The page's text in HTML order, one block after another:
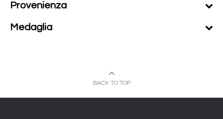
Provenienza
Medaglia
BACK TO TOP